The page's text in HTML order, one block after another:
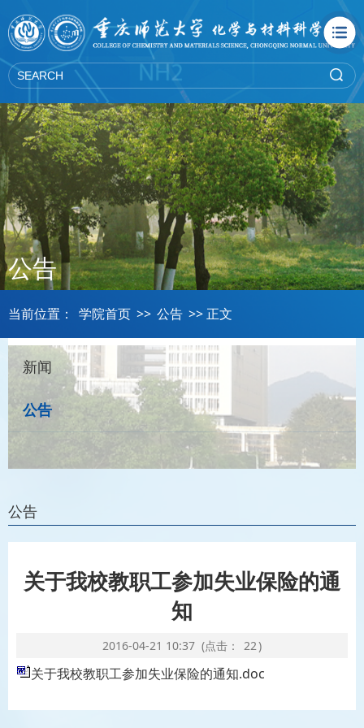
公告
当前位置： 学院首页 >> 公告 >> 正文
新闻
公告
公告
关于我校教职工参加失业保险的通
知
2016-04-21 10:37 (点击： 22)
关于我校教职工参加失业保险的通知.doc